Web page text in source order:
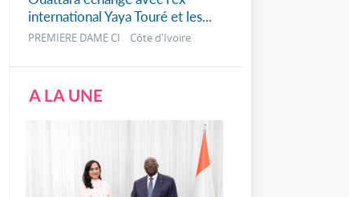
international Yaya Touré et les...
PREMIERE DAME CI Côte d'Ivoire
A LA UNE